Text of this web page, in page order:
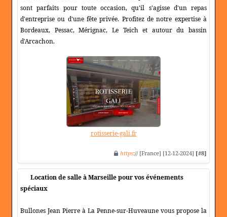
sont parfaits pour toute occasion, qu'il s'agisse d'un repas
d'entreprise ou d'une fête privée. Profitez de notre expertise à
Bordeaux, Pessac, Mérignac, Le Teich et autour du bassin
d'Arcachon.
rotisserie-gali.fr
https:// [France] [12-12-2024] [#8]
Location de salle à Marseille pour vos événements
spéciaux
Bullones Jean Pierre à La Penne-sur-Huveaune vous propose la